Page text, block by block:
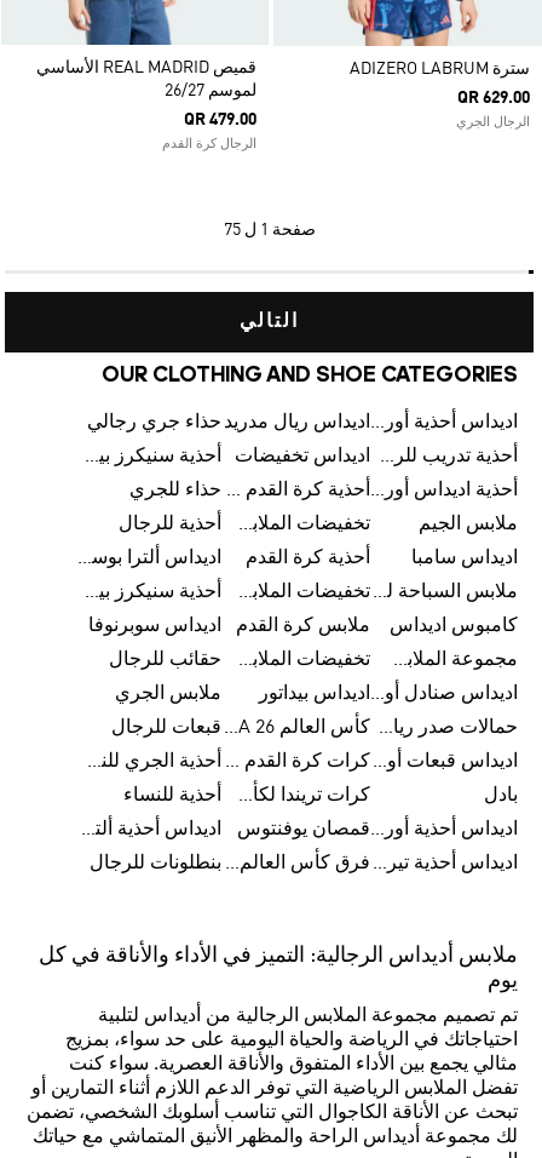
سترة ADIZERO LABRUM
QR 629.00
الرجال الجري
قميص REAL MADRID الأساسي
لموسم 26/27
QR 479.00
الرجال كرة القدم
صفحة 1 ل 75
التالي
OUR CLOTHING AND SHOE CATEGORIES
اديداس أحذية أورجينالز اديداس ريال مدريد حذاء جري رجالي
أحذية تدريب للرجال
اديداس تخفيضات
أحذية سنيكرز بيضاء للرجال
أحذية اديداس أورجينال للنساء
أحذية كرة القدم للرجال حذاء للجري
ملابس الجيم
تخفيضات الملابس للأطفال
أحذية للرجال
اديداس سامبا
أحذية كرة القدم
اديداس ألترا بوست
ملابس السباحة للرجال
تخفيضات الملابس الرياضية
أحذية سنيكرز بيضاء للرجال
كامبوس اديداس
ملابس كرة القدم
اديداس سوبرنوفا
مجموعة الملابس الرياضية
تخفيضات الملابس للرجال
حقائب للرجال
اديداس صنادل أورجينال للنساء اديداس بيداتور
ملابس الجري
حمالات صدر رياضية
كأس العالم FIFA 26™ قبعات للرجال
اديداس قبعات أورجينال للرجال
كرات كرة القدم للرجال
أحذية الجري للنساء
بادل
كرات تريندا لكأس العالم FIFA 26™
أحذية للنساء
اديداس أحذية أورجينال للرجالقمصان يوفنتوس
اديداس أحذية ألترا بوست للرجال
اديداس أحذية تيريكس
فرق كأس العالم FIFA 26™ بنطلونات للرجال
ملابس أديداس الرجالية: التميز في الأداء والأناقة في كل
يوم
تم تصميم مجموعة الملابس الرجالية من أديداس لتلبية
احتياجاتك في الرياضة والحياة اليومية على حد سواء، بمزيج
مثالي يجمع بين الأداء المتفوق والأناقة العصرية. سواء كنت
تفضل الملابس الرياضية التي توفر الدعم اللازم أثناء التمارين أو
تبحث عن الأناقة الكاجوال التي تناسب أسلوبك الشخصي، تضمن
لك مجموعة أديداس الراحة والمظهر الأنيق المتماشي مع حياتك